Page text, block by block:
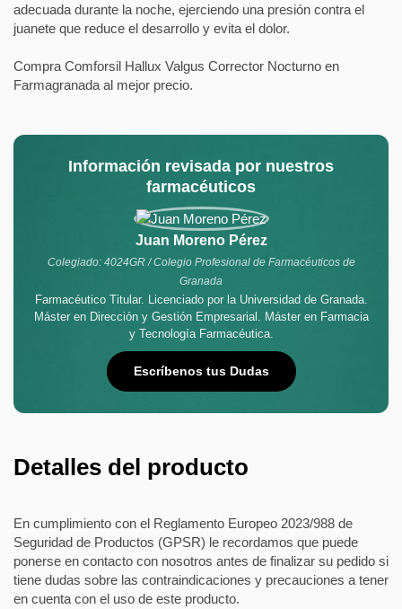
adecuada durante la noche, ejerciendo una presión contra el
juanete que reduce el desarrollo y evita el dolor.
Compra Comforsil Hallux Valgus Corrector Nocturno en
Farmagranada al mejor precio.
Información revisada por nuestros
farmacéuticos
Juan Moreno Pérez
Colegiado: 4024GR / Colegio Profesional de Farmacéuticos de
Granada
Farmacéutico Titular. Licenciado por la Universidad de Granada.
Máster en Dirección y Gestión Empresarial. Máster en Farmacia
y Tecnología Farmacéutica.
Escríbenos tus Dudas
Detalles del producto
En cumplimiento con el Reglamento Europeo 2023/988 de
Seguridad de Productos (GPSR) le recordamos que puede
ponerse en contacto con nosotros antes de finalizar su pedido si
tiene dudas sobre las contraindicaciones y precauciones a tener
en cuenta con el uso de este producto.